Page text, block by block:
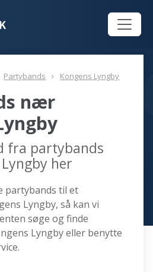
Partybands Kongens Lyngby
nær
fra partybands
her
partybands til et
Lyngby, så kan vi
søge og finde
Lyngby eller benytte